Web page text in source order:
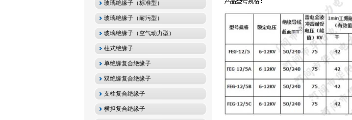
玻璃绝缘子（标准型）
玻璃绝缘子（耐污型）
玻璃绝缘子（空气动力型）
柱式绝缘子
单绝缘复合绝缘子
双绝缘复合绝缘子
支柱复合绝缘子
横担复合绝缘子